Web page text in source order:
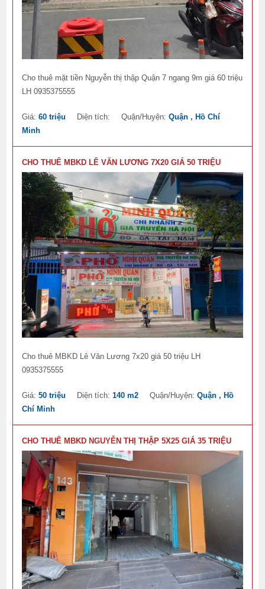
Cho thuê mặt tiền Nguyễn thị thập Quận 7 ngang 9m giá 60 triệu
LH 0935375555
Giá:60 triệu Diện tích: Quận/Huyện:Quận , Hồ Chí
Minh
CHO THUÊ MBKD LÊ VĂN LƯƠNG 7X20 GIÁ 50 TRIỆU
Cho thuê MBKD Lê Văn Lương 7x20 giá 50 triệu LH
0935375555
Giá:50 triệu Diện tích:140 m2 Quận/Huyện:Quận , Hồ
Chí Minh
CHO THUÊ MBKD NGUYỄN THỊ THẬP 5X25 GIÁ 35 TRIỆU